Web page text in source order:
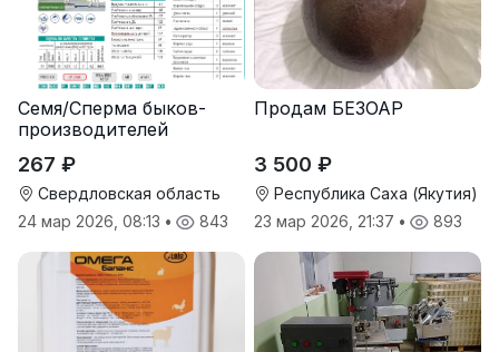
Семя/Сперма быков-
производителей
267 ₽
Свердловская область
24 мар 2026, 08:13 • 843
Продам БЕЗОАР
3 500 ₽
Республика Саха (Якутия)
23 мар 2026, 21:37 • 893